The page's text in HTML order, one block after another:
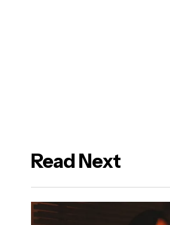
Salvar meus
Read Next